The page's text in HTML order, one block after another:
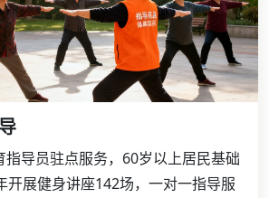
导员驻点服务，60岁以上居民基础
开展健身讲座142场，一对一指导服